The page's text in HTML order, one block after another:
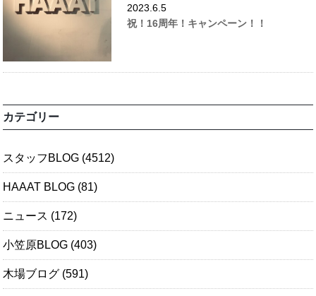
2023.6.5
祝！16周年！キャンペーン！！
カテゴリー
スタッフBLOG (4512)
HAAAT BLOG (81)
ニュース (172)
小笠原BLOG (403)
木場ブログ (591)